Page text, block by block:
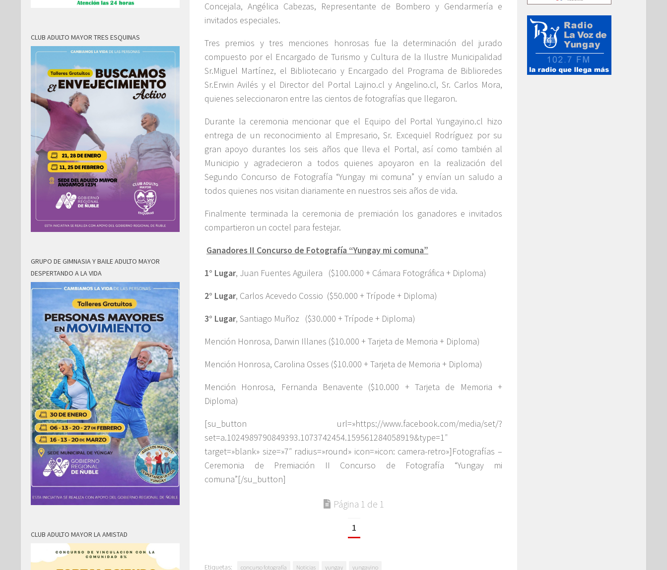
Concejala, Angélica Cabezas, Representante de Bombero y Gendarmería e
invitados especiales.
Tres premios y tres menciones honrosas fue la determinación del jurado
compuesto por el Encargado de Turismo y Cultura de la Ilustre Municipalidad
Sr.Miguel Martínez, el Bibliotecario y Encargado del Programa de Biblioredes
Sr.Erwin Avilés y el Director del Portal Lajino.cl y Angelino.cl, Sr. Carlos Mora,
quienes seleccionaron entre las cientos de fotografías que llegaron.
Durante la ceremonia mencionar que el Equipo del Portal Yungayino.cl hizo
entrega de un reconocimiento al Empresario, Sr. Excequiel Rodríguez por su
gran apoyo durantes los seis años que lleva el Portal, así como también al
Municipio y agradecieron a todos quienes apoyaron en la realización del
Segundo Concurso de Fotografía “Yungay mi comuna” y envían un saludo a
todos quienes nos visitan diariamente en nuestros seis años de vida.
Finalmente terminada la ceremonia de premiación los ganadores e invitados
compartieron un coctel para festejar.
Ganadores II Concurso de Fotografía “Yungay mi comuna”
1° Lugar, Juan Fuentes Aguilera ($100.000 + Cámara Fotográfica + Diploma)
2° Lugar, Carlos Acevedo Cossio ($50.000 + Trípode + Diploma)
3° Lugar, Santiago Muñoz ($30.000 + Trípode + Diploma)
Mención Honrosa, Darwin Illanes ($10.000 + Tarjeta de Memoria + Diploma)
Mención Honrosa, Carolina Osses ($10.000 + Tarjeta de Memoria + Diploma)
Mención Honrosa, Fernanda Benavente ($10.000 + Tarjeta de Memoria +
Diploma)
[su_button url=»https://www.facebook.com/media/set/?
set=a.1024989790849393.1073742454.159561284058919&type=1″
target=»blank» size=»7″ radius=»round» icon=»icon: camera-retro»]Fotografías –
Ceremonia de Premiación II Concurso de Fotografía “Yungay mi
comuna”[/su_button]
Página 1 de 1
1
Etiquetas: concurso fotografía Noticias yungay yungayino
CLUB ADULTO MAYOR TRES ESQUINAS
GRUPO DE GIMNASIA Y BAILE ADULTO MAYOR
DESPERTANDO A LA VIDA
CLUB ADULTO MAYOR LA AMISTAD